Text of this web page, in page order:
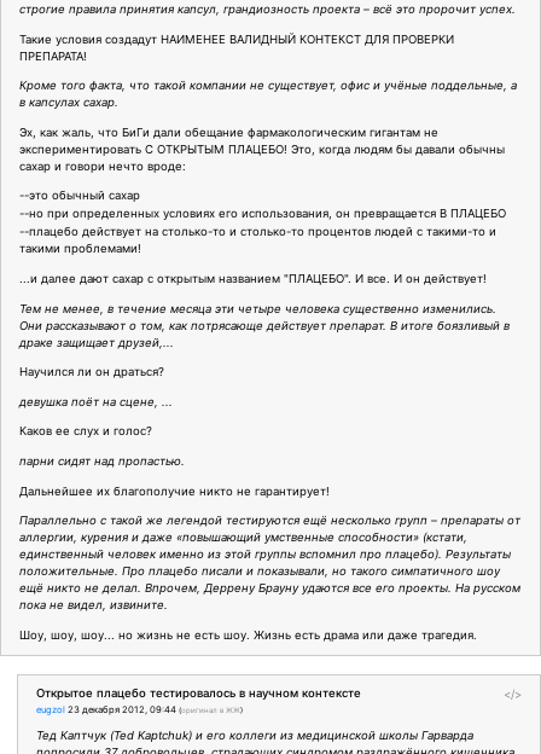
строгие правила принятия капсул, грандиозность проекта – всё это пророчит успех.
Такие условия создадут НАИМЕНЕЕ ВАЛИДНЫЙ КОНТЕКСТ ДЛЯ ПРОВЕРКИ
ПРЕПАРАТА!
Кроме того факта, что такой компании не существует, офис и учёные поддельные, а
в капсулах сахар.
Эх, как жаль, что БиГи дали обещание фармакологическим гигантам не
экспериментировать С ОТКРЫТЫМ ПЛАЦЕБО! Это, когда людям бы давали обычны
сахар и говори нечто вроде:
--это обычный сахар
--но при определенных условиях его использования, он превращается В ПЛАЦЕБО
--плацебо действует на столько-то и столько-то процентов людей с такими-то и
такими проблемами!
...и далее дают сахар с открытым названием "ПЛАЦЕБО". И все. И он действует!
Тем не менее, в течение месяца эти четыре человека существенно изменились.
Они рассказывают о том, как потрясающе действует препарат. В итоге боязливый в
драке защищает друзей,...
Научился ли он драться?
девушка поёт на сцене, ...
Каков ее слух и голос?
парни сидят над пропастью.
Дальнейшее их благополучие никто не гарантирует!
Параллельно с такой же легендой тестируются ещё несколько групп – препараты от
аллергии, курения и даже «повышающий умственные способности» (кстати,
единственный человек именно из этой группы вспомнил про плацебо). Результаты
положительные. Про плацебо писали и показывали, но такого симпатичного шоу
ещё никто не делал. Впрочем, Деррену Брауну удаются все его проекты. На русском
пока не видел, извините.
Шоу, шоу, шоу... но жизнь не есть шоу. Жизнь есть драма или даже трагедия.
</>
Открытое плацебо тестировалось в научном контексте
eugzol 23 декабря 2012, 09:44 (оригинал в ЖЖ)
Тед Каптчук (Ted Kaptchuk) и его коллеги из медицинской школы Гарварда